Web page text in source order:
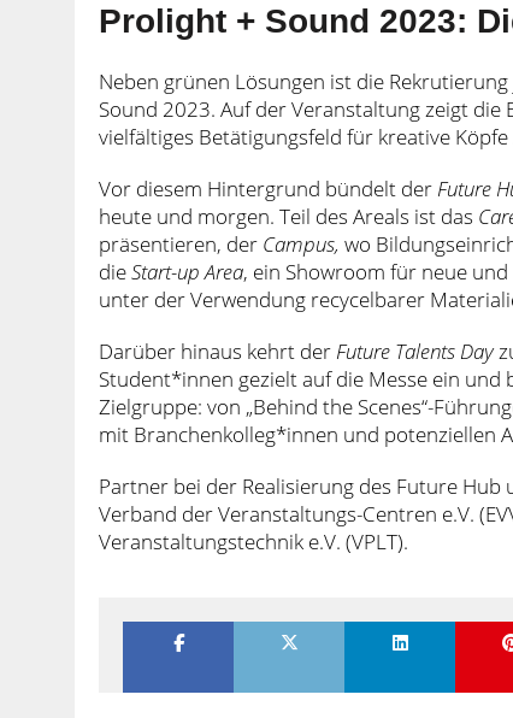
Prolight + Sound 2023:
Neben grünen Lösungen ist die
Sound 2023. Auf der Veranstaltung zeigt
vielfältiges Betätigungsfeld für kreative
Vor diesem Hintergrund bündelt der Future
heute und morgen. Teil des Areals ist das
präsentieren, der Campus, wo
dieStart-up Area, ein Showroom für neue
unter der Verwendung recycelbarer
Darüber hinaus kehrt der Future Talents Day
Student*innen gezielt auf die Messe ein
Zielgruppe: von „Behind the Scenes“-
mit Branchenkolleg*innen und potenziellen
Partner bei der Realisierung des Future
Verband der Veranstaltungs-Centren e.V.
Veranstaltungstechnik e.V. (VPLT).